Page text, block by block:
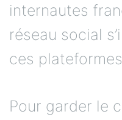
internautes
réseau social
ces
Pour garder le